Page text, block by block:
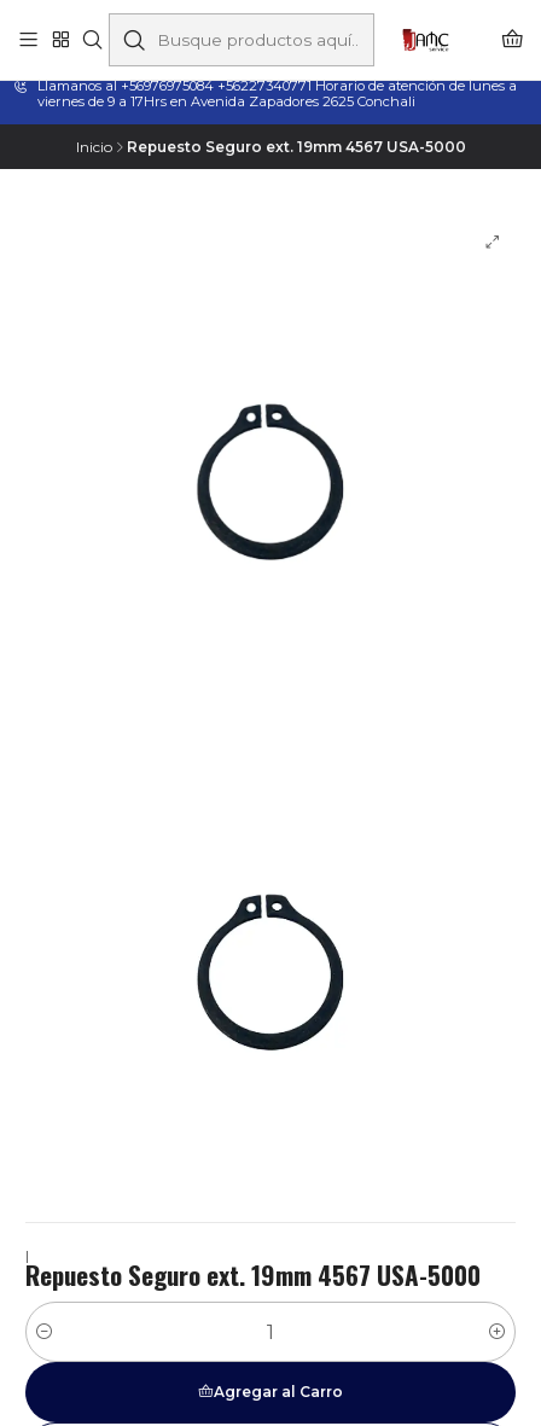
Taladros Magnéticos en Chile | Venta, Arriendo y Servicio
Técnico
Llamanos al +56976975084 +56227340771 Horario de atención de lunes a
viernes de 9 a 17Hrs en Avenida Zapadores 2625 Conchali
Inicio Repuesto Seguro ext. 19mm 4567 USA-5000
|
Repuesto Seguro ext. 19mm 4567 USA-5000
Cantidad
Agregar al Carro